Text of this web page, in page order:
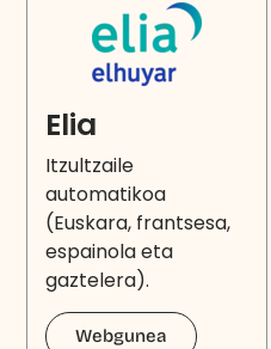
Elia
Itzultzaile
automatikoa
(Euskara, frantsesa,
espainola eta
gaztelera).
Webgunea